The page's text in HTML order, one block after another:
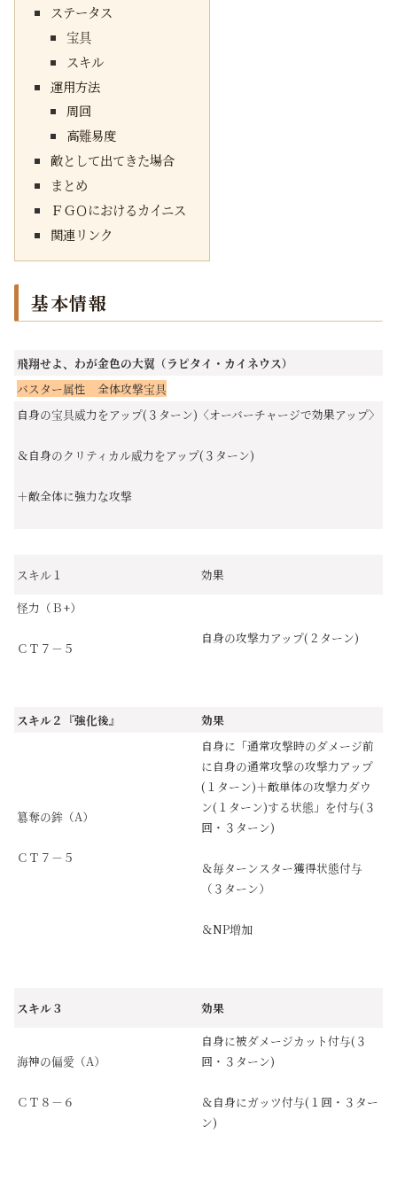
ステータス
宝具
スキル
運用方法
周回
高難易度
敵として出てきた場合
まとめ
ＦＧＯにおけるカイニス
関連リンク
基本情報
飛翔せよ、わが金色の大翼（ラピタイ・カイネウス）
バスター属性 全体攻撃宝具
自身の宝具威力をアップ(３ターン)〈オーバーチャージで効果アップ〉
＆自身のクリティカル威力をアップ(３ターン)
＋敵全体に強力な攻撃
スキル１
効果
怪力（Ｂ+）
ＣＴ７－５
自身の攻撃力アップ(２ターン)
スキル２『強化後』 効果
簒奪の鉾（A）
ＣＴ７－５
自身に「通常攻撃時のダメージ前
に自身の通常攻撃の攻撃力アップ
(１ターン)＋敵単体の攻撃力ダウ
ン(１ターン)する状態」を付与(３
回・３ターン)
＆毎ターンスター獲得状態付与
（３ターン）
＆NP増加
スキル３ 効果
海神の偏愛（A）
ＣＴ８－６
自身に被ダメージカット付与(３
回・３ターン)
＆自身にガッツ付与(１回・３ター
ン)